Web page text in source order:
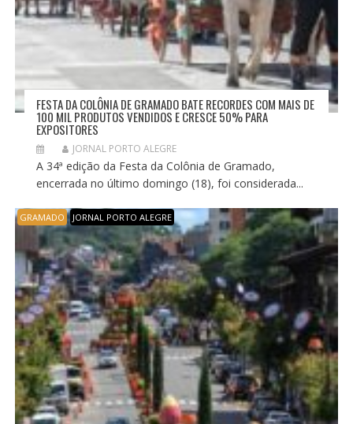
FESTA DA COLÔNIA DE GRAMADO BATE RECORDES COM MAIS DE
100 MIL PRODUTOS VENDIDOS E CRESCE 50% PARA
EXPOSITORES
JORNAL PORTO ALEGRE
A 34ª edição da Festa da Colônia de Gramado,
encerrada no último domingo (18), foi considerada...
GRAMADO JORNAL PORTO ALEGRE